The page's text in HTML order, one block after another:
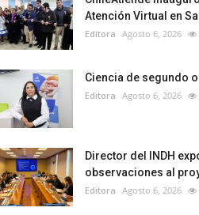
Atención Virtual en
Editora Agosto 6, 2026
Ciencia de segundo
Editora Agosto 6, 2026
Director del INDH
observaciones al
Editora Agosto 6, 2026